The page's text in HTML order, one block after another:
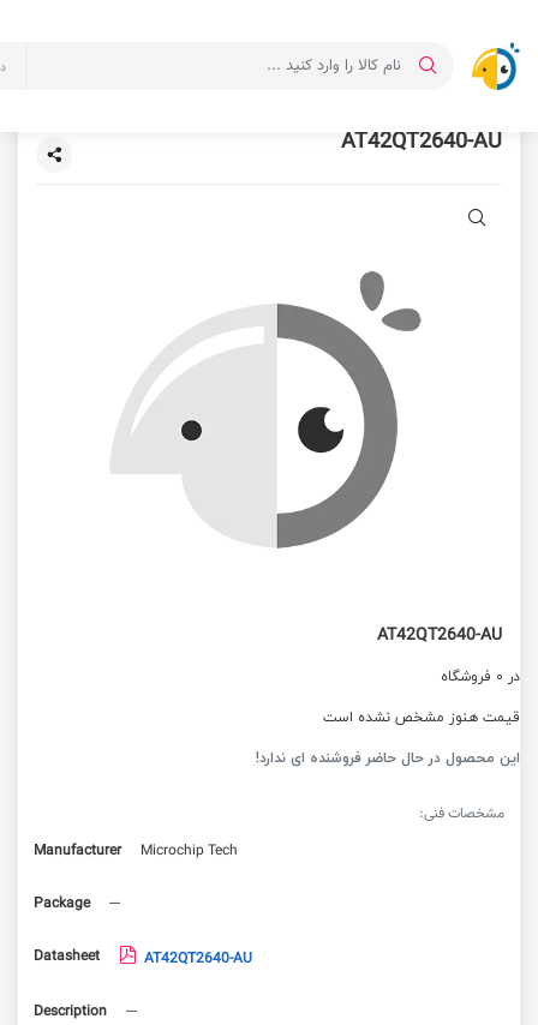
AT42QT2640-AU
AT42QT2640-AU
در 0 فروشگاه
قیمت هنوز مشخص نشده است
این محصول در حال حاضر فروشنده ای ندارد!
مشخصات فنی:
Manufacturer
Microchip Tech
Package ---
Datasheet AT42QT2640-AU
Description ---